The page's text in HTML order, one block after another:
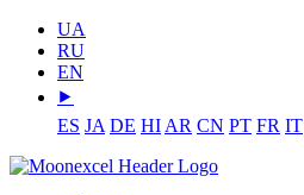
UA
RU
EN
⯈
ES JA DE HI AR CN PT FR IT